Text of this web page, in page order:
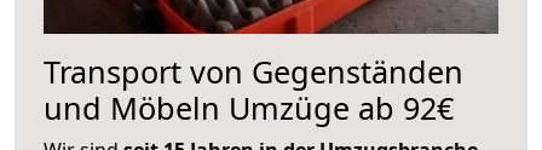
Transport von Gegenständen
und Möbeln Umzüge ab 92€